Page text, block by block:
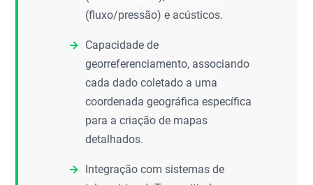
(fluxo/pressão) e acústicos.
Capacidade de
georreferenciamento, associando
cada dado coletado a uma
coordenada geográfica específica
para a criação de mapas
detalhados.
Integração com sistemas de